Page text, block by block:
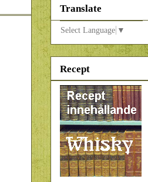
Translate
Select Language ▼
Recept